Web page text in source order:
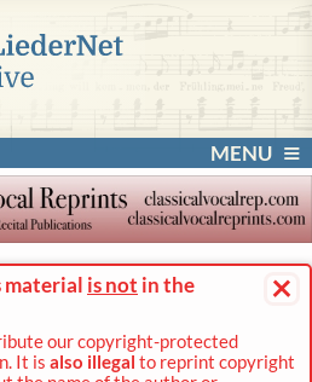
MENU
×
material is not in the
our copyright-protected
It is also illegal to reprint copyright